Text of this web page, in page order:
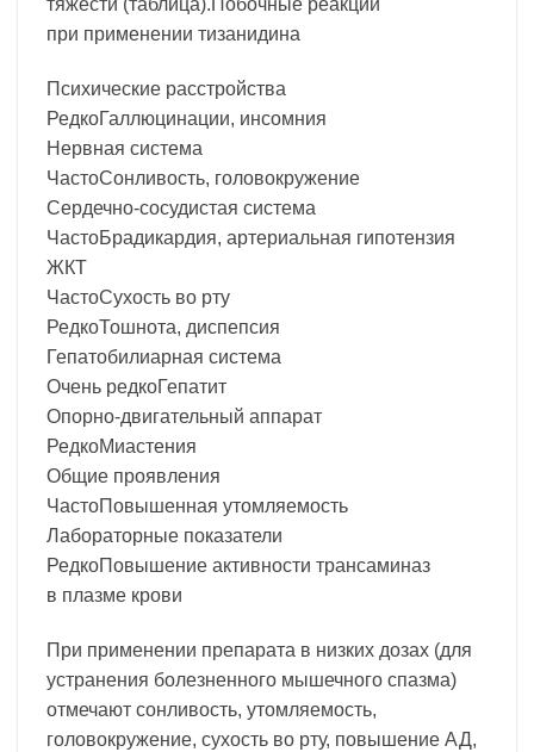
тяжести (таблица).Побочные реакции
при применении тизанидина
Психические расстройства
РедкоГаллюцинации, инсомния
Нервная система
ЧастоСонливость, головокружение
Сердечно-сосудистая система
ЧастоБрадикардия, артериальная гипотензия
ЖКТ
ЧастоСухость во рту
РедкоТошнота, диспепсия
Гепатобилиарная система
Очень редкоГепатит
Опорно-двигательный аппарат
РедкоМиастения
Общие проявления
ЧастоПовышенная утомляемость
Лабораторные показатели
РедкоПовышение активности трансаминаз
в плазме крови
При применении препарата в низких дозах (для
устранения болезненного мышечного спазма)
отмечают сонливость, утомляемость,
головокружение, сухость во рту, повышение АД,